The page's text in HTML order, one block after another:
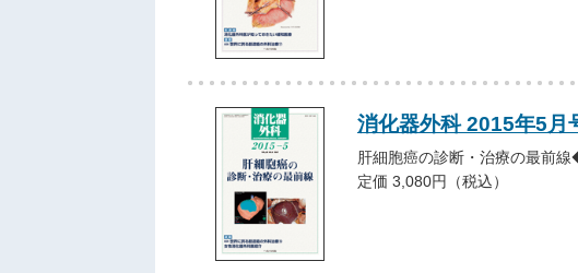
消化器外科 2015年5月
肝細胞癌の診断・治療の最前
定価 3,080円（税込）